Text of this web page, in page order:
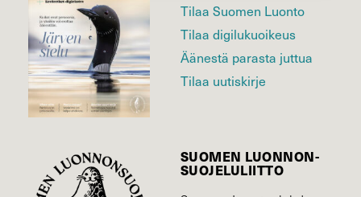
Tilaa Suomen Luonto
Tilaa digilukuoikeus
Äänestä parasta juttua
Tilaa uutiskirje
SUOMEN LUONNON­
SUOJELU­LIITTO